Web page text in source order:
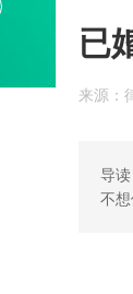
已
来源：
导
不